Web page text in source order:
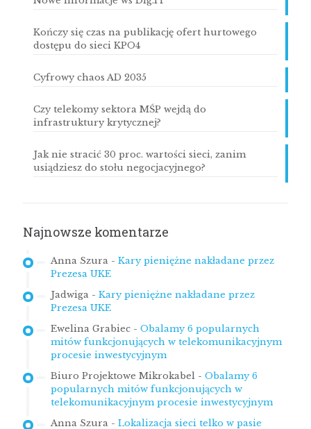
Kończy się czas na publikację ofert hurtowego
dostępu do sieci KPO4
Cyfrowy chaos AD 2035
Czy telekomy sektora MŚP wejdą do
infrastruktury krytycznej?
Jak nie stracić 30 proc. wartości sieci, zanim
usiądziesz do stołu negocjacyjnego?
Najnowsze komentarze
Anna Szura - Kary pieniężne nakładane przez
Prezesa UKE
Jadwiga - Kary pieniężne nakładane przez
Prezesa UKE
Ewelina Grabiec - Obalamy 6 popularnych
mitów funkcjonujących w telekomunikacyjnym
procesie inwestycyjnym
Biuro Projektowe Mikrokabel - Obalamy 6
popularnych mitów funkcjonujących w
telekomunikacyjnym procesie inwestycyjnym
Anna Szura - Lokalizacja sieci telko w pasie